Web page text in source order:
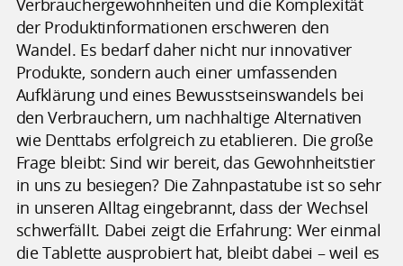
der Produktinformationen erschweren den
Wandel. Es bedarf daher nicht nur innovativer
Produkte, sondern auch einer umfassenden
Aufklärung und eines Bewusstseinswandels bei
den Verbrauchern, um nachhaltige Alternativen
wie Denttabs erfolgreich zu etablieren. Die große
Frage bleibt: Sind wir bereit, das Gewohnheitstier
in uns zu besiegen? Die Zahnpastatube ist so sehr
in unseren Alltag eingebrannt, dass der Wechsel
schwerfällt. Dabei zeigt die Erfahrung: Wer einmal
die Tablette ausprobiert hat, bleibt dabei – weil es